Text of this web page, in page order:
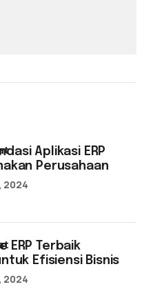
Aplikasi ERP
Perusahaan
2024
ERP Terbaik
Efisiensi Bisnis
2024